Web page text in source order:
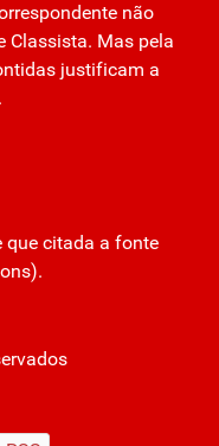
não
Classista. Mas pela
justificam a
que citada a fonte
).